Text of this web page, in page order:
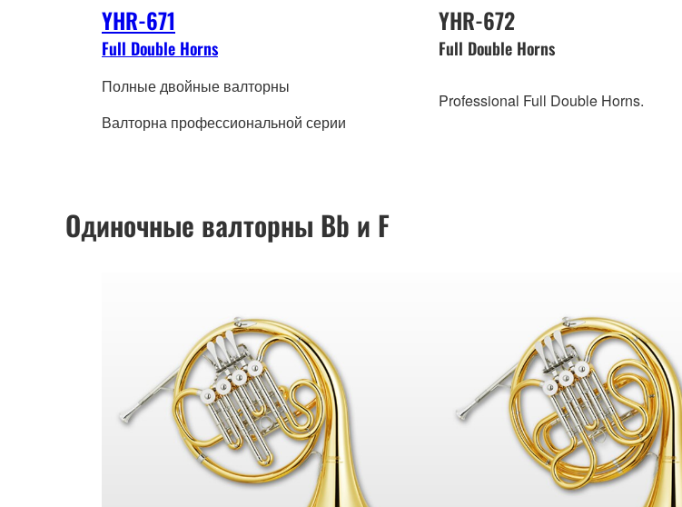
YHR-671
Full Double Horns
Полные двойные валторны
Валторна профессиональной серии
YHR-672
Full Double Horns
Professional Full Double Horns.
Одиночные валторны Bb и F